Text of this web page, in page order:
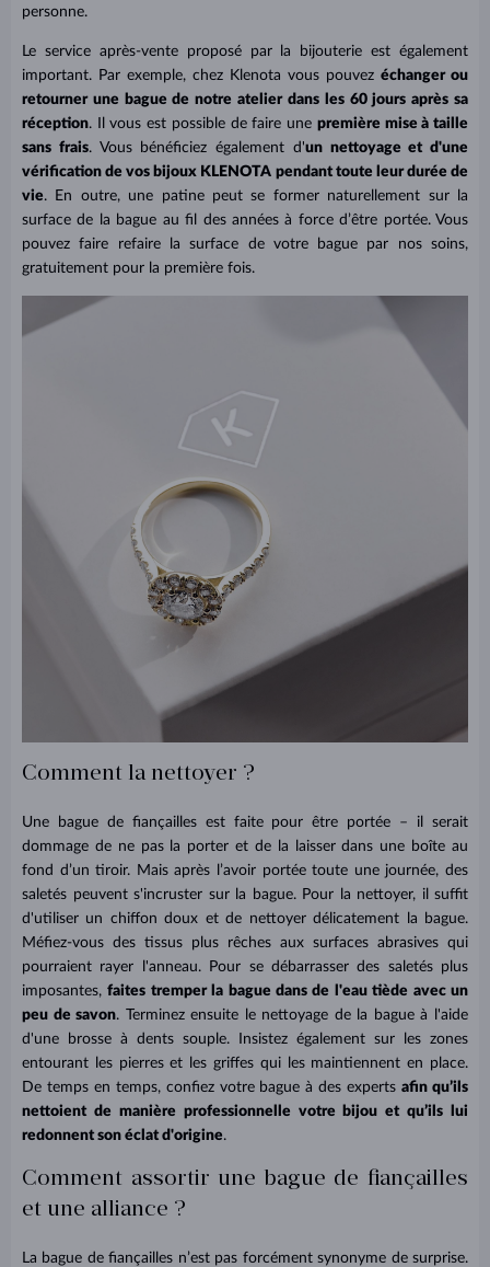
personne.
Le service après-vente proposé par la bijouterie est également
important. Par exemple, chez Klenota vous pouvez échanger ou
retourner une bague de notre atelier dans les 60 jours après sa
réception. Il vous est possible de faire une première mise à taille
sans frais. Vous bénéficiez également d'un nettoyage et d'une
vérification de vos bijoux KLENOTA pendant toute leur durée de
vie. En outre, une patine peut se former naturellement sur la
surface de la bague au fil des années à force d’être portée. Vous
pouvez faire refaire la surface de votre bague par nos soins,
gratuitement pour la première fois.
Comment la nettoyer ?
Une bague de fiançailles est faite pour être portée – il serait
dommage de ne pas la porter et de la laisser dans une boîte au
fond d’un tiroir. Mais après l’avoir portée toute une journée, des
saletés peuvent s'incruster sur la bague. Pour la nettoyer, il suffit
d'utiliser un chiffon doux et de nettoyer délicatement la bague.
Méfiez-vous des tissus plus rêches aux surfaces abrasives qui
pourraient rayer l'anneau. Pour se débarrasser des saletés plus
imposantes,faites tremper la bague dans de l'eau tiède avec un
peu de savon. Terminez ensuite le nettoyage de la bague à l'aide
d'une brosse à dents souple. Insistez également sur les zones
entourant les pierres et les griffes qui les maintiennent en place.
De temps en temps, confiez votre bague à des expertsafin qu’ils
nettoient de manière professionnelle votre bijou et qu’ils lui
redonnent son éclat d'origine.
Comment assortir une bague de fiançailles
et une alliance ?
La bague de fiançailles n’est pas forcément synonyme de surprise.